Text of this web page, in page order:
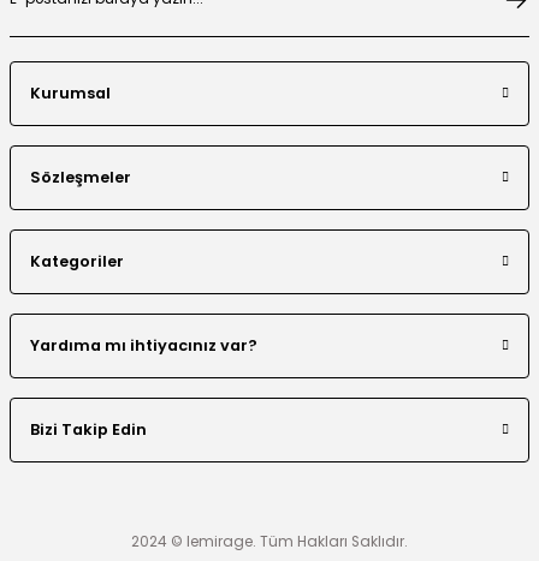
Kurumsal
Sözleşmeler
Kategoriler
Yardıma mı ihtiyacınız var?
Bizi Takip Edin
2024 © lemirage. Tüm Hakları Saklıdır.